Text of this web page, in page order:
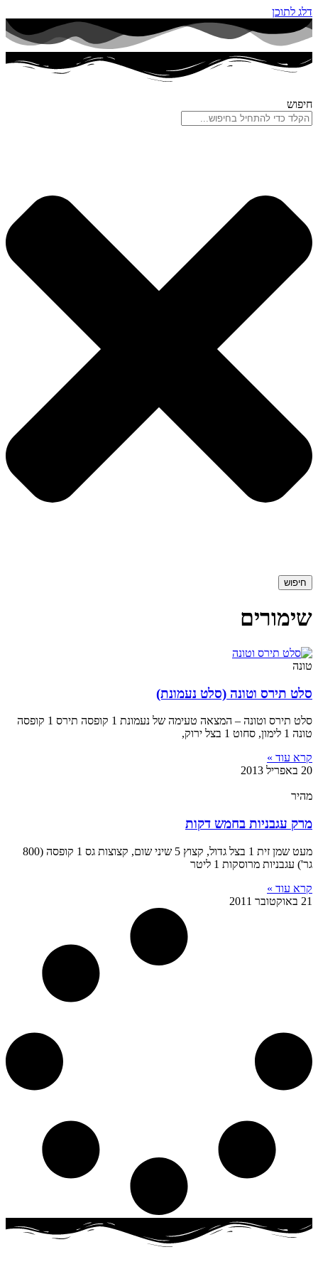
דלג לתוכן
חיפוש
חיפוש
שימורים
טונה
סלט תירס וטונה (סלט נעמונת)
סלט תירס וטונה – המצאה טעימה של נעמונת 1 קופסה תירס 1 קופסה
טונה 1 לימון, סחוט 1 בצל ירוק,
קרא עוד »
20 באפריל 2013
מהיר
מרק עגבניות בחמש דקות
מעט שמן זית 1 בצל גדול, קצוץ 5 שיני שום, קצוצות גס 1 קופסה (800
גר') עגבניות מרוסקות 1 ליטר
קרא עוד »
21 באוקטובר 2011